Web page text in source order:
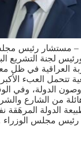
– مستشار رئيس
لجنة التشريع
العراقية في ظل
تتحمل العبء
الدولة، وفي
من الشارع
الدولة المرهَقة
رئيس مجلس